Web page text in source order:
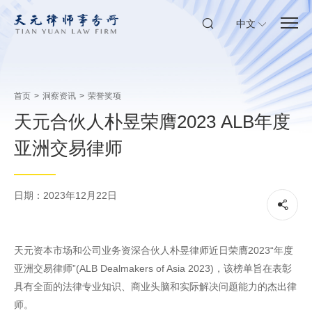
中文
首页 > 洞察资讯 > 荣誉奖项
天元合伙人朴昱荣膺2023 ALB年度
亚洲交易律师
日期：2023年12月22日
天元资本市场和公司业务资深合伙人朴昱律师近日荣膺2023“年度
亚洲交易律师”(ALB Dealmakers of Asia 2023)，该榜单旨在表彰
具有全面的法律专业知识、商业头脑和实际解决问题能力的杰出律
师。